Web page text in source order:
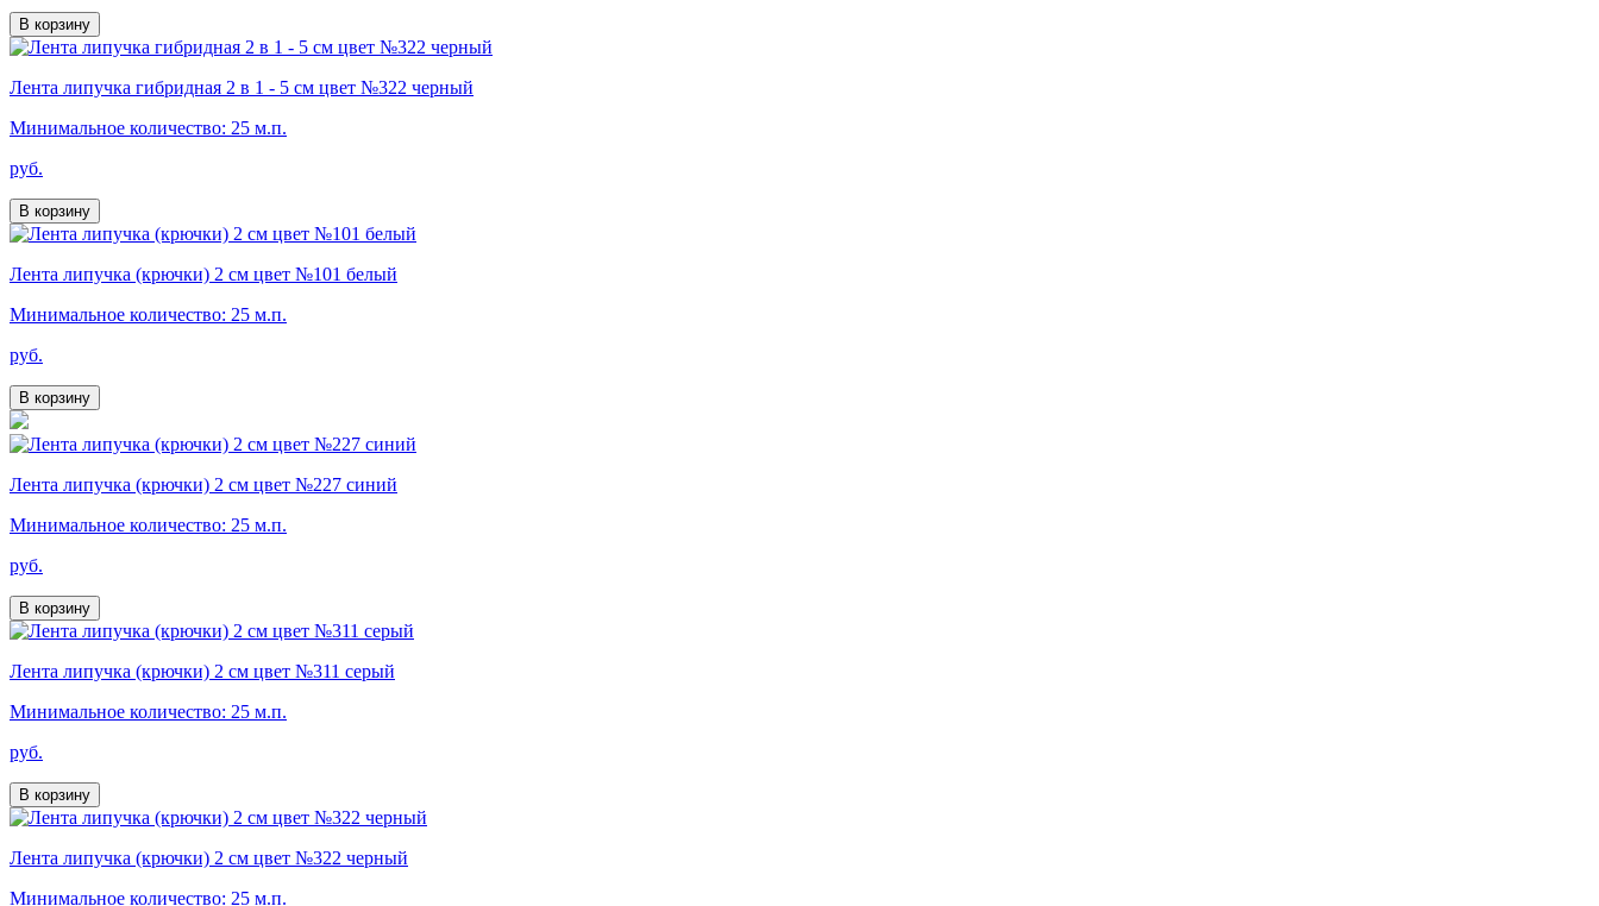
В корзину
Лента липучка гибридная 2 в 1 - 5 см цвет №322 черный
Минимальное количество: 25 м.п.
руб.
В корзину
Лента липучка (крючки) 2 см цвет №101 белый
Минимальное количество: 25 м.п.
руб.
В корзину
Лента липучка (крючки) 2 см цвет №227 синий
Минимальное количество: 25 м.п.
руб.
В корзину
Лента липучка (крючки) 2 см цвет №311 серый
Минимальное количество: 25 м.п.
руб.
В корзину
Лента липучка (крючки) 2 см цвет №322 черный
Минимальное количество: 25 м.п.